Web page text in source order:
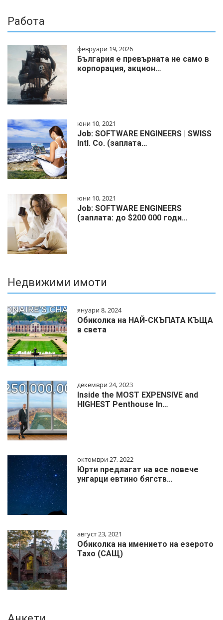
Работа
февруари 19, 2026
България е превърната не само в
корпорация, акцион…
юни 10, 2021
Job: SOFTWARE ENGINEERS | SWISS
Intl. Co. (заплата…
юни 10, 2021
Job: SOFTWARE ENGINEERS
(заплата: до $200 000 годи…
Недвижими имоти
януари 8, 2024
Обиколка на НАЙ-СКЪПАТА КЪЩА
в света
декември 24, 2023
Inside the MOST EXPENSIVE and
HIGHEST Penthouse In…
октомври 27, 2022
Юрти предлагат на все повече
унгарци евтино бягств…
август 23, 2021
Обиколка на имението на езерото
Тахо (САЩ)